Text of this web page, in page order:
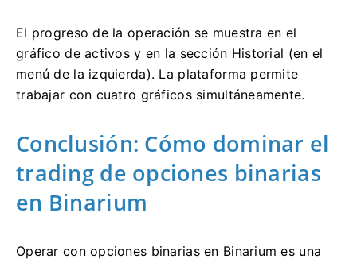
El progreso de la operación se muestra en el
gráfico de activos y en la sección Historial (en el
menú de la izquierda). La plataforma permite
trabajar con cuatro gráficos simultáneamente.
Conclusión: Cómo dominar el
trading de opciones binarias
en Binarium
Operar con opciones binarias en Binarium es una